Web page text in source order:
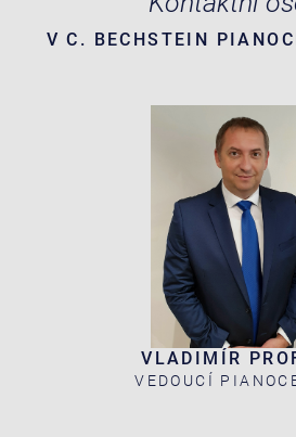
V C. BECHSTEIN
VLADIMÍR
VEDOUCÍ